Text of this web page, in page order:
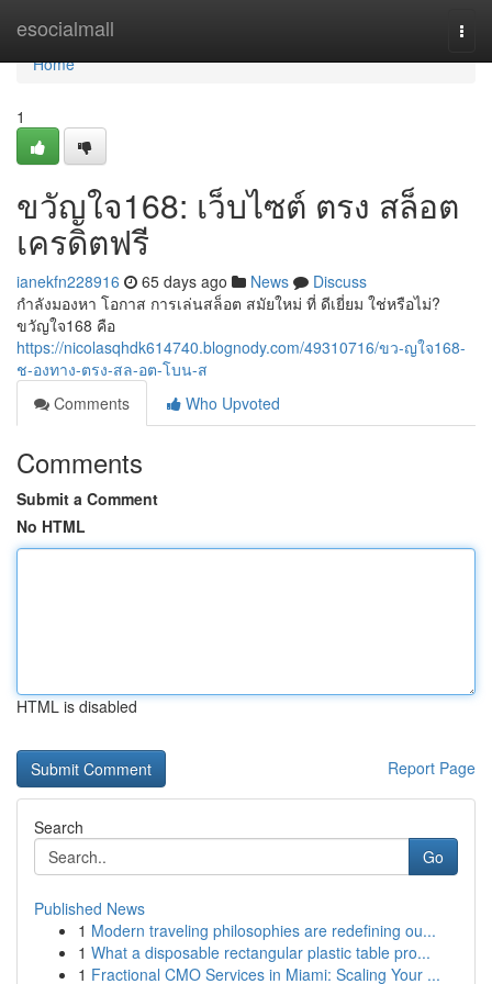
esocialmall
Home
Home
1
ขวัญใจ168: เว็บไซต์ ตรง สล็อต
เครดิตฟรี
ianekfn228916 65 days ago News
Discuss
กำลังมองหา โอกาส การเล่นสล็อต สมัยใหม่ ที่ ดีเยี่ยม ใช่หรือไม่?
ขวัญใจ168 คือ
https://nicolasqhdk614740.blognody.com/49310716/ขว-ญใจ168-
ช-องทาง-ตรง-สล-อต-โบน-ส
Comments
Who Upvoted
Comments
Submit a Comment
No HTML
HTML is disabled
Report Page
Search
Go
Published News
1 Modern traveling philosophies are redefining ou...
1 What a disposable rectangular plastic table pro...
1 Fractional CMO Services in Miami: Scaling Your ...